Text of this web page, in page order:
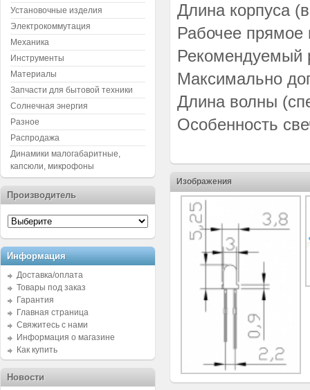
Длина корпуса
Рабочее
Рекомендуемый
Максимально
Длина волны
Особенность
Изображения
Установочные изделия
Электрокоммутация
Механика
Инструменты
Материалы
Запчасти для бытовой техники
Солнечная энергия
Разное
Распродажа
Динамики малогабаритные,
капсюли, микрофоны
Производитель
Информация
Доставка/оплата
Товары под заказ
Гарантия
Главная страница
Свяжитесь с нами
Информация о магазине
Как купить
Новости